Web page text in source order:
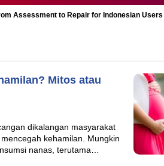
Assessment to Repair for Indonesian Users
Mitos atau
dikalangan masyarakat
kehamilan. Mungkin
nanas, terutama…